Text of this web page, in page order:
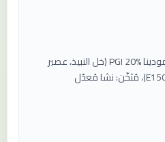
سكر، خل العنب، خل بلسميك مودينا PGI 20% (خل النبيذ، عصير